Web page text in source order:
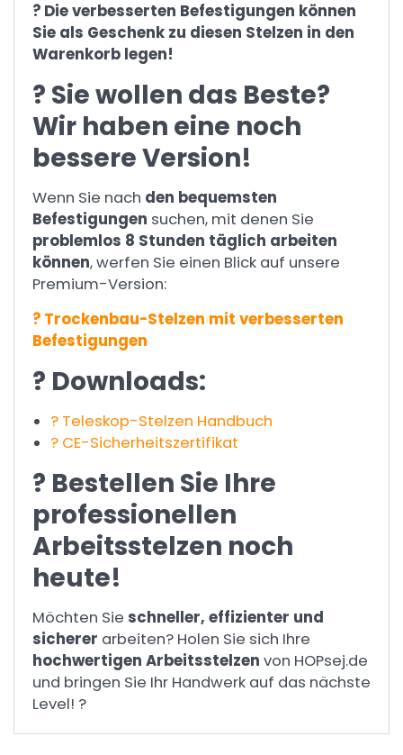
? Die verbesserten Befestigungen können
Sie als Geschenk zu diesen Stelzen in den
Warenkorb legen!
? Sie wollen das Beste?
Wir haben eine noch
bessere Version!
Wenn Sie nach den bequemsten
Befestigungen suchen, mit denen Sie
problemlos 8 Stunden täglich arbeiten
können, werfen Sie einen Blick auf unsere
Premium-Version:
? Trockenbau-Stelzen mit verbesserten
Befestigungen
? Downloads:
? Teleskop-Stelzen Handbuch
? CE-Sicherheitszertifikat
? Bestellen Sie Ihre
professionellen
Arbeitsstelzen noch
heute!
Möchten Sie schneller, effizienter und
sicherer arbeiten? Holen Sie sich Ihre
hochwertigen Arbeitsstelzen von HOPsej.de
und bringen Sie Ihr Handwerk auf das nächste
Level! ?